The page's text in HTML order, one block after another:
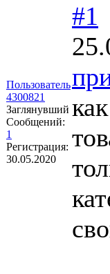
Пользователь
4300821
Заглянувший
Сообщений:
1
Регистрация:
30.05.2020
#1